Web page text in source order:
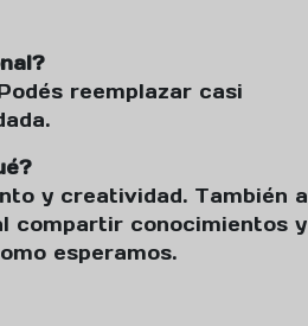
reemplazar casi
y creatividad. También a
compartir conocimientos y
esperamos.